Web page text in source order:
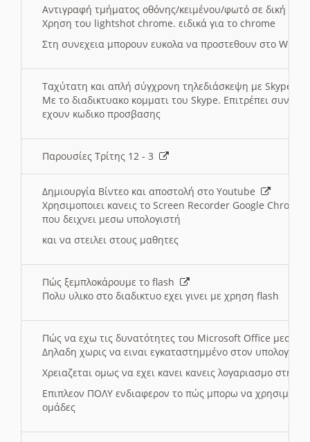
Αντιγραφή τμήματος οθόνης/κειμένου/φωτό σε δική
Χρηση του lightshot chrome. ειδικά για το chrome
Στη συνεχεια μπορουν ευκολα να προστεθουν στο Word
Ταχύτατη και απλή σύγχρονη τηλεδιάσκεψη με Skype
Με το διαδικτυακο κομματι του Skype. Επιτρέπει
εχουν κωδικο προσβασης
Παρουσίες Τρίτης 12 - 3
Δημιουργία Βίντεο και αποστολή στο Youtube
Χρησιμοποιει κανεις το Screen Recorder Google Chrome
που δειχνει μεσω υπολογιστή
και να στειλει στους μαθητες
Πώς ξεμπλοκάρουμε το flash
Πολυ υλικο στο διαδικτυο εχει γινει με χρηση flash
Πώς να εχω τις δυνατότητες του Microsoft Office μεσω
Δηλαδη χωρις να ειναι εγκαταστημμένο στον
Χρειαζεται ομως να εχει κανει κανεις λογαριασμο στη
Επιπλεον ΠΟΛΥ ενδιαφερον το πώς μπορω να
ομάδες